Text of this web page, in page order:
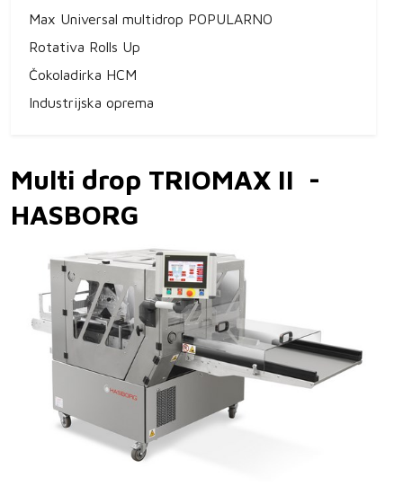
Max Universal multidrop POPULARNO
Rotativa Rolls Up
Čokoladirka HCM
Industrijska oprema
Multi drop TRIOMAX II -
HASBORG